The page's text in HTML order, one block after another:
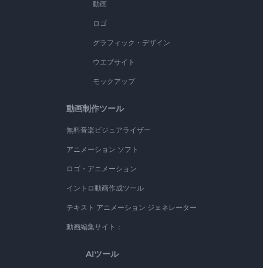
動画
ロゴ
グラフィック・デザイン
ウエブサイト
モックアップ
動画制作ツール
無料音楽ビジュアライザー
アニメーション ソフト
ロゴ・アニメーション
イントロ動画作成ツール
テキスト アニメーション ジェネレーター
動画編集サイト：
AIツール